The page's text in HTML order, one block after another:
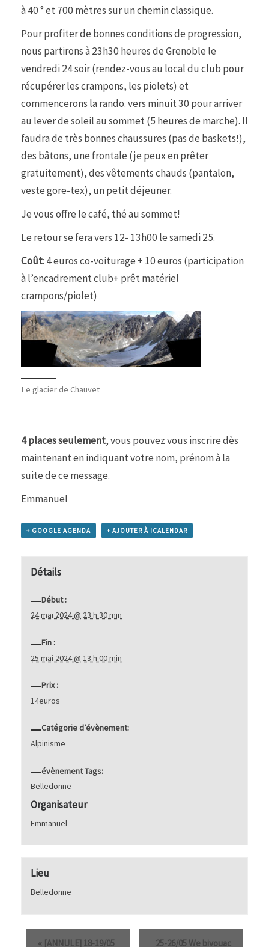
à 40 ° et 700 mètres sur un chemin classique.
Pour profiter de bonnes conditions de progression,
nous partirons à 23h30 heures de Grenoble le
vendredi 24 soir (rendez-vous au local du club pour
récupérer les crampons, les piolets) et
commencerons la rando. vers minuit 30 pour arriver
au lever de soleil au sommet (5 heures de marche). Il
faudra de très bonnes chaussures (pas de baskets!),
des bâtons, une frontale (je peux en prêter
gratuitement), des vêtements chauds (pantalon,
veste gore-tex), un petit déjeuner.
Je vous offre le café, thé au sommet!
Le retour se fera vers 12- 13h00 le samedi 25.
Coût: 4 euros co-voiturage + 10 euros (participation
à l’encadrement club+ prêt matériel
crampons/piolet)
Le glacier de Chauvet
4 places seulement, vous pouvez vous inscrire dès
maintenant en indiquant votre nom, prénom à la
suite de ce message.
Emmanuel
+ GOOGLE AGENDA + AJOUTER À ICALENDAR
Détails
Début :
24 mai 2024 @ 23 h 30 min
Fin :
25 mai 2024 @ 13 h 00 min
Prix :
14euros
Catégorie d’évènement:
Alpinisme
évènement Tags:
Belledonne
Organisateur
Emmanuel
Lieu
Belledonne
« [ANNULE] 18-19/05 25-26/05 We bivouac